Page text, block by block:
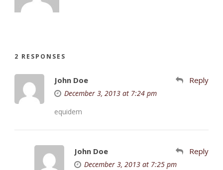
2 RESPONSES
John Doe
December 3, 2013 at 7:24 pm
Reply
equidem
John Doe
December 3, 2013 at 7:25 pm
Reply